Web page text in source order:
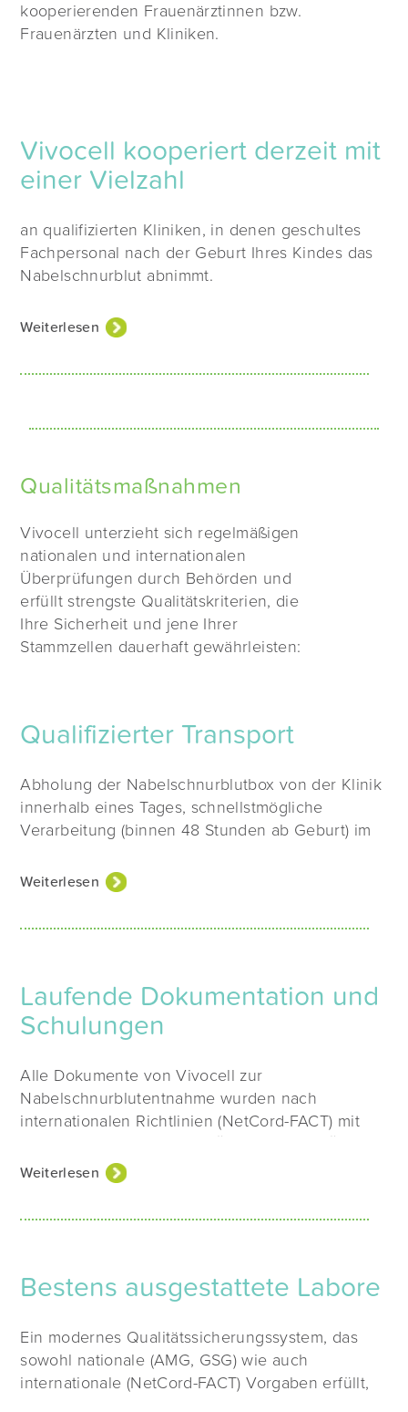
kooperierenden Frauenärztinnen bzw.
Frauenärzten und Kliniken.
Vivocell kooperiert derzeit mit
einer Vielzahl
an qualifizierten Kliniken, in denen geschultes
Fachpersonal nach der Geburt Ihres Kindes das
Nabelschnurblut abnimmt.
Bitte benutzen Sie den
Klinikfinder
Weiterlesen
Qualitätsmaßnahmen
Vivocell unterzieht sich regelmäßigen
nationalen und internationalen
Überprüfungen durch Behörden und
erfüllt strengste Qualitätskriterien, die
Ihre Sicherheit und jene Ihrer
Stammzellen dauerhaft gewährleisten:
Qualifizierter Transport
Abholung der Nabelschnurblutbox von der Klinik
innerhalb eines Tages, schnellstmögliche
Verarbeitung (binnen 48 Stunden ab Geburt) im
optimalen Vitalität der Stammzellen.
der Stammzellen.
Steriler Transport und Verarbeitung im
zusätzliche Verwendung einer Spezialklemme am
Entnahmebeutel.
Weiterlesen
Laufende Dokumentation und
Schulungen
Alle Dokumente von Vivocell zur
Nabelschnurblutentnahme wurden nach
internationalen Richtlinien (NetCord-FACT) mit
praxisnah gestaltet.
Stammzellpräparat.
Die Schulungen des Entnahmepersonals in den
Kliniken werden von Teams kompetenter
Mitarbeiterinnen aus den Bereichen Produkt- und
Qualitätsmanagement durchgeführt. Diese
Weiterlesen
Bestens ausgestattete Labore
Ein modernes Qualitätssicherungssystem, das
sowohl nationale (AMG, GSG) wie auch
internationale (NetCord-FACT) Vorgaben erfüllt,